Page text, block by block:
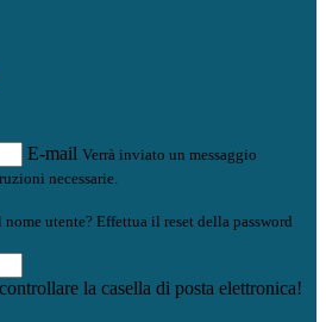
E-mail Verrà inviato un messaggio
necessarie.
utente? Effettua il reset della password
la casella di posta elettronica!